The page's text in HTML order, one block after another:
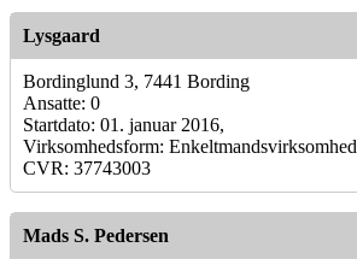
Lysgaard
Bordinglund 3, 7441 Bording
Ansatte: 0
Startdato: 01. januar 2016,
Virksomhedsform: Enkeltmandsvirksomhed
CVR: 37743003
Mads S. Pedersen